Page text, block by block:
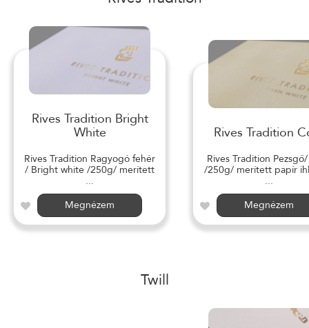
Rives Tradition Bright
White
Rives Tradition Ragyogó fehér
/ Bright white /250g/ merített
...
Megnézem
Rives Tradition
Rives Tradition
/250g/ merített papír
...
Megnézem
Twill